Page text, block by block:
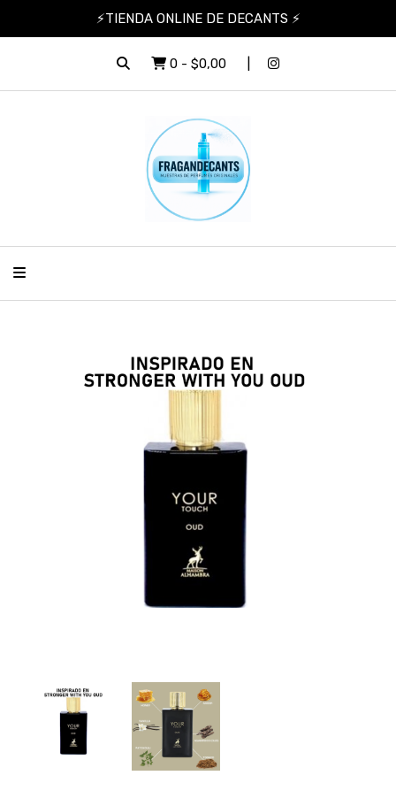
⚡TIENDA ONLINE DE DECANTS ⚡
0 - $0,00